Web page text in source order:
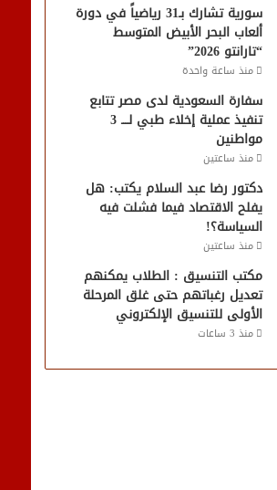
سورية تشارك بـ31 رياضياً في دورة
ألعاب البحر الأبيض المتوسط
“تارانتو 2026”
منذ ساعة واحدة
سفارة السعودية لدى مصر تتابع
تنفيذ عملية إخلاء طبي لــــ 3
مواطنين
منذ ساعتين
دكتور رضا عبد السلام يكتب: هل
يفلح الاقتصاد فيما فشلت فيه
السياسة؟!
منذ ساعتين
مكتب التنسيق : الطلاب يمكنهم
تعديل رغباتهم حتى غلق المرحلة
الأولى للتنسيق الإلكتروني
منذ 3 ساعات